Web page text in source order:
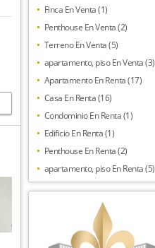
Finca En Venta (1)
Penthouse En Venta (2)
Terreno En Venta (5)
apartamento, piso En Venta (3)
Apartamento En Renta (17)
Casa En Renta (16)
Condominio En Renta (1)
Edificio En Renta (1)
Penthouse En Renta (2)
apartamento, piso En Renta (5)